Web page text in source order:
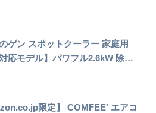
ゲン スポットクーラー 家庭用
対応モデル】パワフル2.6kW 除…
限定】 COMFEE' エアコ